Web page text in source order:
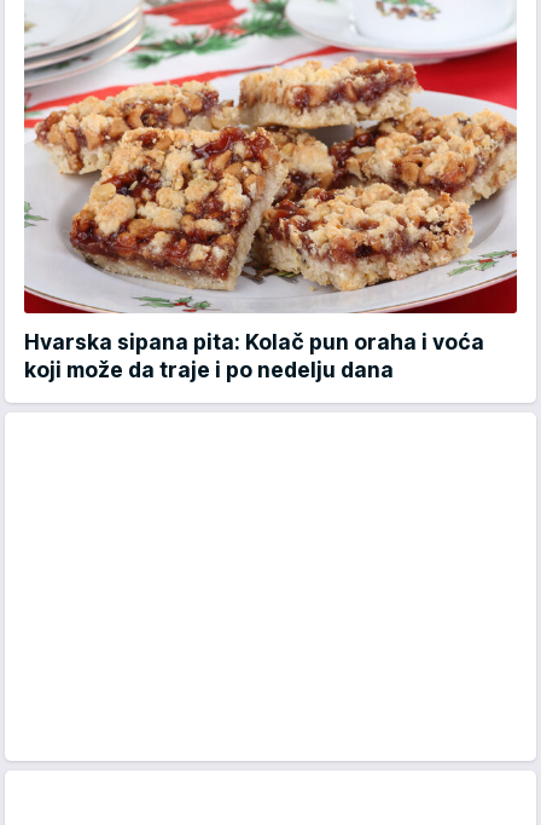
Hvarska sipana pita: Kolač pun oraha i voća
koji može da traje i po nedelju dana